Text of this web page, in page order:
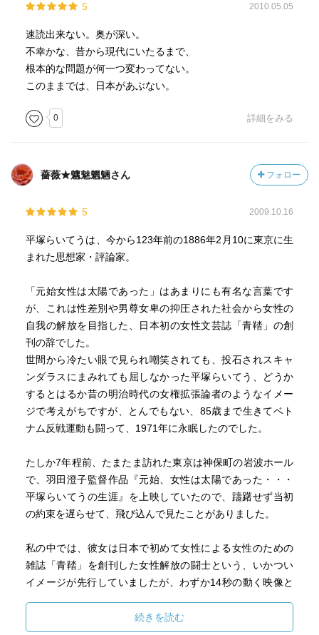
5 2010.05.05
速読出来ない。奥が深い。
不幸かな、昔から現代にいたるまで、
根本的な問題が何一つ変わってない。
このままでは、日本があぶない。
0 詳細をみる
薔薇★魑魅魍魎さん フォロー
5 2009.10.16
平塚らいてうは、今から123年前の1886年2月10に東京に生
まれた思想家・評論家。
「元始女性は太陽であった」はあまりにも有名な言葉です
が、これは性差別や男尊女卑の抑圧された社会から女性の
自我の解放を目指した、日本初の女性文芸誌「青鞜」の創
刊の辞でした。
世間から冷たい眼で見られ嘲笑されても、投石されスキャ
ンダラスにまみれても屈しなかった平塚らいてう、どうか
するとはるか昔の明治時代の女権拡張論者のようなイメー
ジで考えがちですが、とんでもない、85歳まで生きてベト
ナム反戦運動も闘って、1971年に永眠したのでした。
たしか7年程前、たまたま訪れた東京は神保町の岩波ホール
で、羽田澄子監督作品『元始、女性は太陽であった・・・
平塚らいてうの生涯』を上映していたので、躊躇せず当初
の約束を遅らせて、飛び込んで見たことがありました。
私の中では、彼女は日本で初めて女性による女性のための
雑誌「青鞜」を創刊した女性解放の闘士という、いかつい
イメージが先行していましたが、わずか14秒の動く映像と
て精神と身体を解き放って揺るぎない境地に到達したり、
続きを読む